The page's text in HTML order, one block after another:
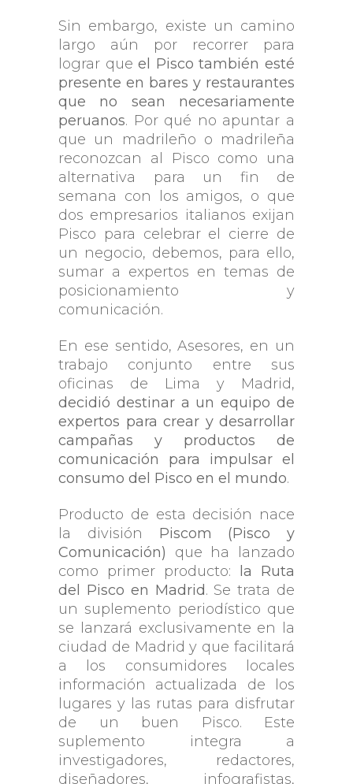
Sin embargo, existe un camino
largo aún por recorrer para
lograr queel Pisco también esté
presente en bares y restaurantes
que no sean necesariamente
peruanos. Por qué no apuntar a
que un madrileño o madrileña
reconozcan al Pisco como una
alternativa para un fin de
semana con los amigos, o que
dos empresarios italianos exijan
Pisco para celebrar el cierre de
un negocio, debemos, para ello,
sumar a expertos en temas de
posicionamiento y
comunicación.
En ese sentido, Asesores, en un
trabajo conjunto entre sus
oficinas de Lima y Madrid,
decidió destinar a un equipo de
expertos para crear y desarrollar
campañas y productos de
comunicación para impulsar el
consumo del Pisco en el mundo.
Producto de esta decisión nace
la división Piscom (Pisco y
Comunicación) que ha lanzado
como primer producto:
la Ruta
del Pisco en Madrid. Se trata de
un suplemento periodístico que
se lanzará exclusivamente en la
ciudad de Madrid y que facilitará
a los consumidores locales
información actualizada de los
lugares y las rutas para disfrutar
de un buen Pisco. Este
suplemento integra a
investigadores, redactores,
diseñadores, infografistas,